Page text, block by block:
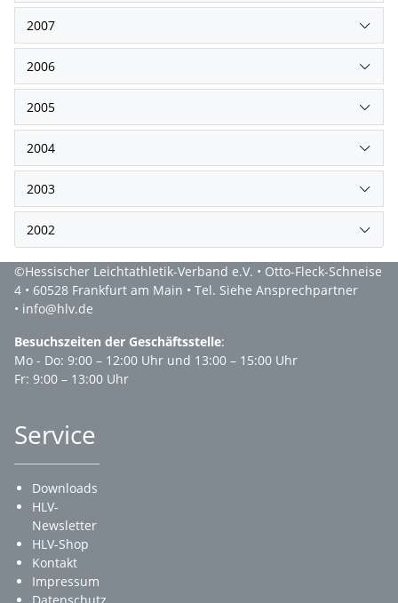
2007
2006
2005
2004
2003
2002
©Hessischer Leichtathletik-Verband e.V. • Otto-Fleck-Schneise
4 • 60528 Frankfurt am Main • Tel. Siehe Ansprechpartner
• info@hlv.de
Besuchszeiten der Geschäftsstelle:
Mo - Do: 9:00 – 12:00 Uhr und 13:00 – 15:00 Uhr
Fr: 9:00 – 13:00 Uhr
Service
Downloads
HLV-
Newsletter
HLV-Shop
Kontakt
Impressum